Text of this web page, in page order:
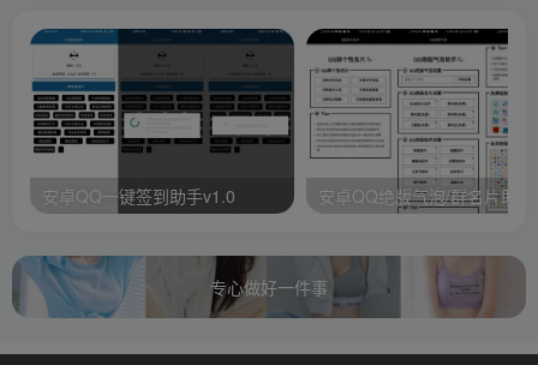
安卓QQ一键签到助手v1.0 安卓QQ绝版气泡/群名片助手
专心做好一件事